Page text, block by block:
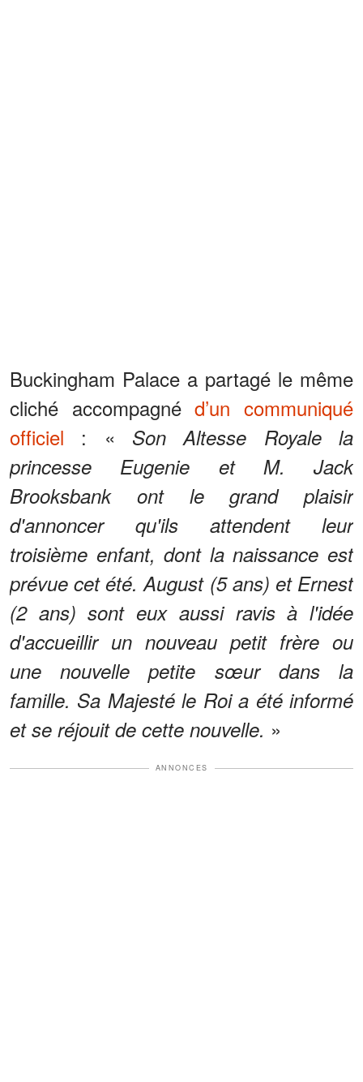
Buckingham Palace a partagé le même
cliché accompagnéd’un communiqué
officiel : « Son Altesse Royale la
princesse Eugenie et M. Jack
Brooksbank ont le grand plaisir
d'annoncer qu'ils attendent leur
troisième enfant, dont la naissance est
prévue cet été. August (5 ans) et Ernest
(2 ans) sont eux aussi ravis à l'idée
d'accueillir un nouveau petit frère ou
une nouvelle petite sœur dans la
famille. Sa Majesté le Roi a été informé
et se réjouit de cette nouvelle. »
ANNONCES